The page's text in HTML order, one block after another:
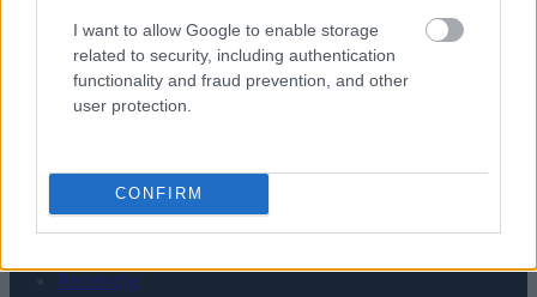
I want to allow Google to enable storage
related to security, including authentication
functionality and fraud prevention, and other
user protection.
CONFIRM
TABLETY
WEARABLE
Recenzje